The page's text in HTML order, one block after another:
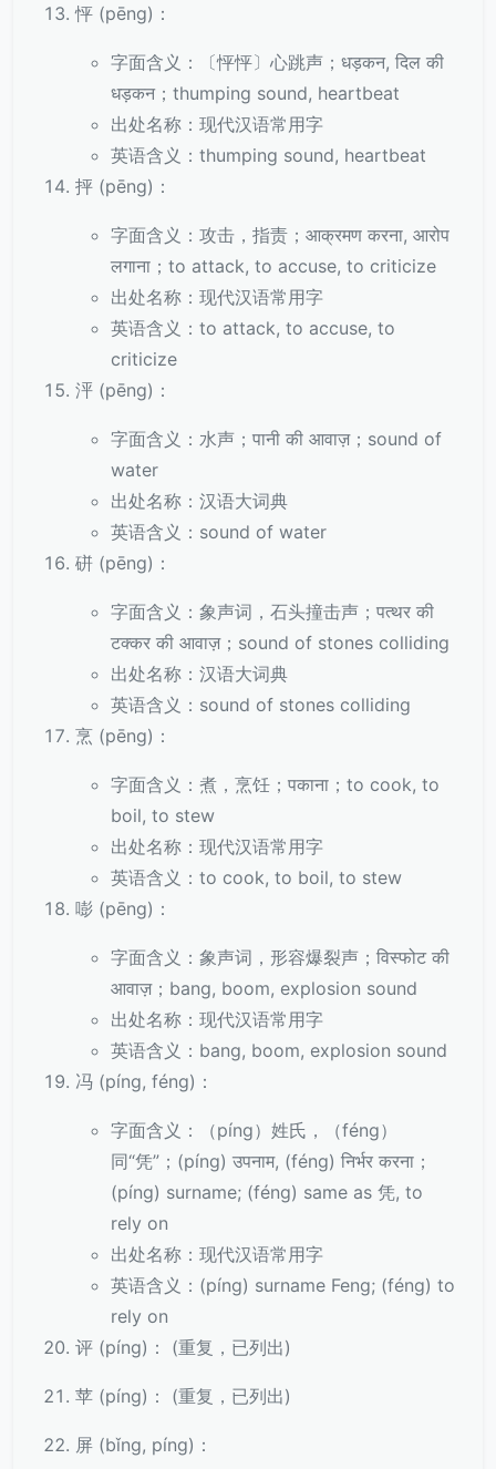
怦 (pēng)：
字面含义：〔怦怦〕心跳声；धड़कन, दिल की
धड़कन；thumping sound, heartbeat
出处名称：现代汉语常用字
英语含义：thumping sound, heartbeat
抨 (pēng)：
字面含义：攻击，指责；आक्रमण करना, आरोप
लगाना；to attack, to accuse, to criticize
出处名称：现代汉语常用字
英语含义：to attack, to accuse, to
criticize
泙 (pēng)：
字面含义：水声；पानी की आवाज़；sound of
water
出处名称：汉语大词典
英语含义：sound of water
硑 (pēng)：
字面含义：象声词，石头撞击声；पत्थर की
टक्कर की आवाज़；sound of stones colliding
出处名称：汉语大词典
英语含义：sound of stones colliding
烹 (pēng)：
字面含义：煮，烹饪；पकाना；to cook, to
boil, to stew
出处名称：现代汉语常用字
英语含义：to cook, to boil, to stew
嘭 (pēng)：
字面含义：象声词，形容爆裂声；विस्फोट की
आवाज़；bang, boom, explosion sound
出处名称：现代汉语常用字
英语含义：bang, boom, explosion sound
冯 (píng, féng)：
字面含义：（píng）姓氏，（féng）
同“凭”；(píng) उपनाम, (féng) निर्भर करना；
(píng) surname; (féng) same as 凭, to
rely on
出处名称：现代汉语常用字
英语含义：(píng) surname Feng; (féng) to
rely on
评 (píng)： (重复，已列出)
苹 (píng)： (重复，已列出)
屏 (bǐng, píng)：